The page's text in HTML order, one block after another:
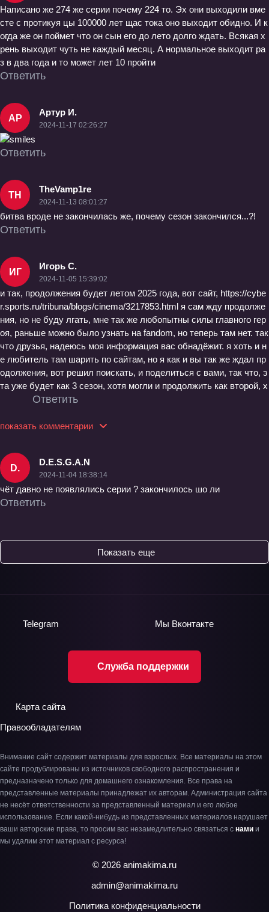
Написано же 274 же серии почему 224 то. Эх они выходили вме
сте с протикуя цы 100000 лет щас тока оно выходит обидно. И к
огда же он поймет что он сын его до лето долго ждать. Всякая х
рень выходит чуть не каждый месяц. А нормальное выходит ра
з в два года и то может лет 10 пройти
Ответить
АР
Артур И.
2024-11-17 02:26:27
Ответить
TH
TheVamp1re
2024-11-13 08:01:27
битва вроде не закончилась же, почему сезон закончился...?!
Ответить
ИГ
Игорь С.
2024-11-05 15:39:02
и так, продолжения будет летом 2025 года, вот сайт, https://cybe
r.sports.ru/tribuna/blogs/cinema/3217853.html я сам жду продолже
ния, но не буду лгать, мне так же любопытны силы главного гер
оя, раньше можно было узнать на fandom, но теперь там нет. так
что друзья, надеюсь моя информация вас обнадёжит. я хоть и н
е любитель там шарить по сайтам, но я как и вы так же ждал пр
одолжения, вот решил поискать, и поделиться с вами, так что, э
та уже будет как 3 сезон, хотя могли и продолжить как второй, х
Ответить
показать комментарии
D.
D.E.S.G.A.N
2024-11-04 18:38:14
чёт давно не появлялись серии ? закончилось шо ли
Ответить
Показать еще
Служба поддержки
Telegram Мы Вконтакте
Карта сайта
Правообладателям
Внимание сайт содержит материалы для взрослых. Все материалы на этом
сайте продублированы из источников свободного распространения и
предназначено только для домашнего ознакомления. Все права на
представленные материалы принадлежат их авторам. Администрация сайта
не несёт ответственности за представленный материал и его любое
использование. Если какой-нибудь из представленных материалов нарушает
ваши авторские права, то просим вас незамедлительно связаться с нами и
мы удалим этот материал с ресурса!
© 2026 animakima.ru
admin@animakima.ru
Политика конфиденциальности